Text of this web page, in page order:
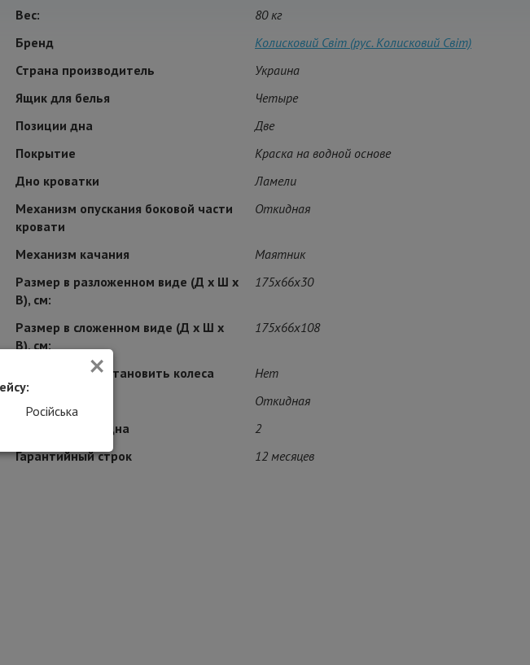
Вес:
80 кг
Бренд
Колисковий Свiт (рус. Колисковий Світ)
Страна производитель
Украина
Ящик для белья
Четыре
Позиции дна
Две
Покрытие
Краска на водной основе
Дно кроватки
Ламели
Механизм опускания боковой части
кровати
Откидная
Механизм качания
Маятник
Размер в разложенном виде (Д х Ш х
В), см:
175x66x30
Размер в сложенном виде (Д х Ш х
В), см:
175x66x108
Возможность установить колеса
Нет
Откидная
Число уровней дна
2
Гарантийный строк
12 месяцев
×
Російська